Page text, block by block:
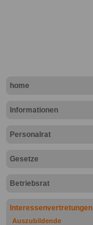
home
Informationen
Personalrat
Gesetze
Betriebsrat
Interessenvertretungen
Auszubildende